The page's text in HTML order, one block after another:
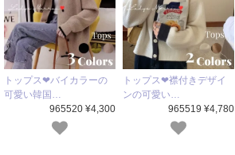
トップス❤バイカラーの
可愛い韓国…
965520 ¥4,300
トップス❤襟付きデザイ
ンの可愛い…
965519 ¥4,780